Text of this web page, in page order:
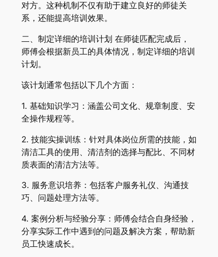
对方。这种机制不仅有助于建立良好的师徒关
系，还能提高培训效果。
二、制定详细的培训计划 在师徒匹配完成后，
师傅会根据新员工的具体情况，制定详细的培训
计划。
该计划通常包括以下几个方面：
1. 基础知识学习：涵盖公司文化、规章制度、安
全操作规程等。
2. 技能实操训练：针对具体岗位所需的技能，如
清洁工具的使用、清洁剂的选择与配比、不同材
质表面的清洁方法等。
3. 服务意识培养：包括客户服务礼仪、沟通技
巧、问题处理方法等。
4. 案例分析与经验分享：师傅会结合自身经验，
分享实际工作中遇到的问题及解决方案，帮助新
员工快速成长。